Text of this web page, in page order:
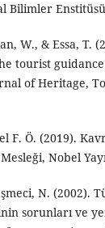
Bilimler
W., & Essa, T.
tourist
of Heritage,
F. Ö. (2019).
Nobel
N. (2002).
sorunları ve